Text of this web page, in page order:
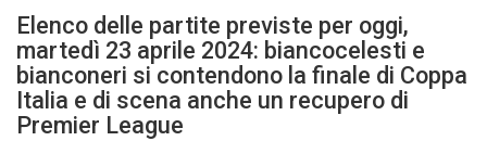
Elenco delle partite previste per oggi,
martedì 23 aprile 2024: biancocelesti e
bianconeri si contendono la finale di Coppa
Italia e di scena anche un recupero di
Premier League